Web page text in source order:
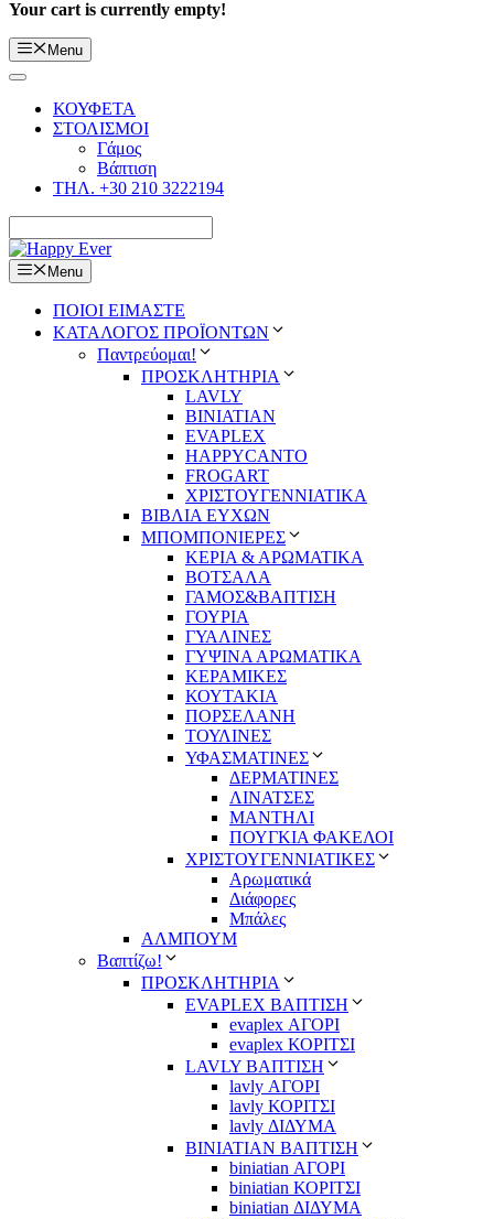
Your cart is currently empty!
Menu
ΚΟΥΦΕΤΑ
ΣΤΟΛΙΣΜΟΙ
Γάμος
Βάπτιση
ΤΗΛ. +30 210 3222194
Menu
ΠΟΙΟΙ ΕΙΜΑΣΤΕ
ΚΑΤΑΛΟΓΟΣ ΠΡΟΪΟΝΤΩΝ
Παντρεύομαι!
ΠΡΟΣΚΛΗΤΗΡΙΑ
LAVLY
BINIATIAN
EVAPLEX
HAPPYCANTO
FROGART
ΧΡΙΣΤΟΥΓΕΝΝΙΑΤΙΚΑ
ΒΙΒΛΙΑ ΕΥΧΩΝ
ΜΠΟΜΠΟΝΙΕΡΕΣ
ΚΕΡΙΑ & ΑΡΩΜΑΤΙΚΑ
ΒΟΤΣΑΛΑ
ΓΑΜΟΣ&ΒΑΠΤΙΣΗ
ΓΟΥΡΙΑ
ΓΥΑΛΙΝΕΣ
ΓΥΨΙΝΑ ΑΡΩΜΑΤΙΚΑ
ΚΕΡΑΜΙΚΕΣ
ΚΟΥΤΑΚΙΑ
ΠΟΡΣΕΛΑΝΗ
ΤΟΥΛΙΝΕΣ
ΥΦΑΣΜΑΤΙΝΕΣ
ΔΕΡΜΑΤΙΝΕΣ
ΛΙΝΑΤΣΕΣ
ΜΑΝΤΗΛΙ
ΠΟΥΓΚΙΑ ΦΑΚΕΛΟΙ
ΧΡΙΣΤΟΥΓΕΝΝΙΑΤΙΚΕΣ
Αρωματικά
Διάφορες
Μπάλες
ΑΛΜΠΟΥΜ
Βαπτίζω!
ΠΡΟΣΚΛΗΤΗΡΙΑ
EVAPLEX ΒΑΠΤΙΣΗ
evaplex ΑΓΟΡΙ
evaplex ΚΟΡΙΤΣΙ
LAVLY ΒΑΠΤΙΣΗ
lavly ΑΓΟΡΙ
lavly ΚΟΡΙΤΣΙ
lavly ΔΙΔΥΜΑ
ΒΙΝΙΑΤΙΑΝ ΒΑΠΤΙΣΗ
biniatian ΑΓΟΡΙ
biniatian ΚΟΡΙΤΣΙ
biniatian ΔΙΔΥΜΑ